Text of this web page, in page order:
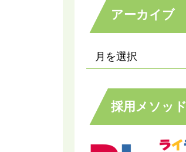
アーカイブ
採用メソッド